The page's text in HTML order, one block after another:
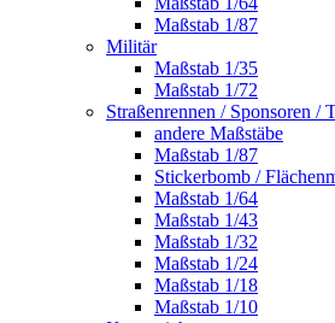
Maßstab 1/87
Militär
Maßstab 1/35
Maßstab 1/72
Straßenrennen / Sponsoren /
andere Maßstäbe
Maßstab 1/87
Stickerbomb /
Maßstab 1/64
Maßstab 1/43
Maßstab 1/32
Maßstab 1/24
Maßstab 1/18
Maßstab 1/10